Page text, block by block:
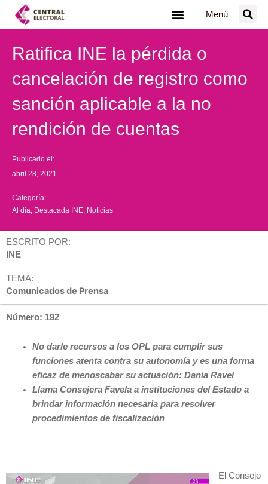
Menú
Ratifica INE la pérdida o
cancelación de registro como
sanción aplicable a la no
rendición de cuentas
Publicado el:
abril 28, 2021
Categoría:
Al día Destacada INE Noticias
ESCRITO POR:
INE
TEMA:
Comunicados de Prensa
Número: 192
No darle recursos a los OPL para cumplir sus
funciones atenta contra su autonomía y es una forma
eficaz de menoscabar su actuación: Dania Ravel
Llama Consejera Favela a instituciones del Estado a
brindar información necesaria para resolver
procedimientos de fiscalización
El Consejo